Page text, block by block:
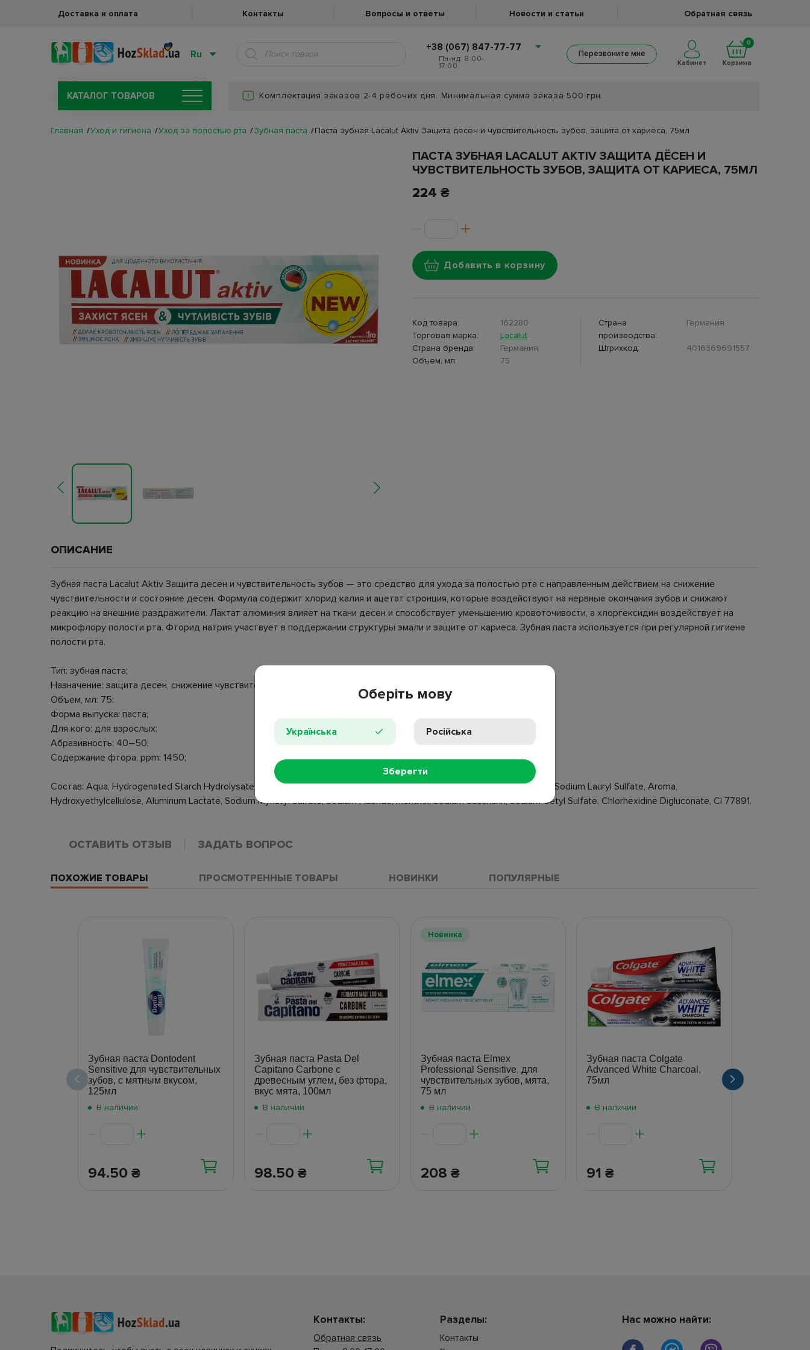
Доставка и оплата Контакты Вопросы и ответы Новости и статьи Обратная связь
Ru
+38 (067) 847-77-77
Пн-нд: 8:00-
17:00.
Перезвоните мне
Кабинет
0
Корзина
КАТАЛОГ ТОВАРОВ Комплектация заказов 2-4 рабочих дня. Минимальная сумма заказа 500 грн.
Главная Уход и гигиена Уход за полостью рта Зубная паста Паста зубная Lacalut Aktiv Защита дёсен и чувствительность зубов, защита от кариеса, 75мл
ПАСТА ЗУБНАЯ LACALUT AKTIV ЗАЩИТА ДЁСЕН И
ЧУВСТВИТЕЛЬНОСТЬ ЗУБОВ, ЗАЩИТА ОТ КАРИЕСА, 75МЛ
224 ₴
Добавить в корзину
Код товара:
162280
Торговая марка:
Lacalut
Страна бренда:
Германия
Объем, мл:
75
Страна
производства:
Германия
Штрихкод: 4016369691557
ОПИСАНИЕ
Зубная паста Lacalut Aktiv Защита десен и чувствительность зубов — это средство для ухода за полостью рта с направленным действием на снижение
чувствительности и состояние десен. Формула содержит хлорид калия и ацетат стронция, которые воздействуют на нервные окончания зубов и снижают
реакцию на внешние раздражители. Лактат алюминия влияет на ткани десен и способствует уменьшению кровоточивости, а хлоргексидин воздействует на
микрофлору полости рта. Фторид натрия участвует в поддержании структуры эмали и защите от кариеса. Зубная паста используется при регулярной гигиене
полости рта.
Тип: зубная паста;
Назначение: защита десен, снижение чувствительности, очищение, защита от кариеса;
Объем, мл: 75;
Форма выпуска: паста;
Для кого: для взрослых;
Абразивность: 40–50;
Содержание фтора, ppm: 1450;
Состав: Aqua, Hydrogenated Starch Hydrolysate, Hydrated Silica, Potassium Chloride, Strontium Acetate, Poloxamer 188, Sodium Lauryl Sulfate, Aroma,
Hydroxyethylcellulose, Aluminum Lactate, Sodium Myristyl Sulfate, Sodium Fluoride, Menthol, Sodium Saccharin, Sodium Cetyl Sulfate, Chlorhexidine Digluconate, CI 77891.
ОСТАВИТЬ ОТЗЫВ ЗАДАТЬ ВОПРОС
ПОХОЖИЕ ТОВАРЫ ПРОСМОТРЕННЫЕ ТОВАРЫ НОВИНКИ ПОПУЛЯРНЫЕ
Зубная паста Dontodent
Sensitive для чувствительных
зубов, с мятным вкусом,
125мл
В наличии
94.50 ₴
Зубная паста Pasta Del
Capitano Carbone с
древесным углем, без фтора,
вкус мята, 100мл
В наличии
98.50 ₴
Новинка
Зубная паста Elmex
Professional Sensitive, для
чувствительных зубов, мята,
75 мл
В наличии
208 ₴
Зубная паста Colgate
Advanced White Charcoal,
75мл
В наличии
91₴
Оберіть мову
Українська Російська
Зберегти
Контакты:
Обратная связь
Разделы:
Контакты
Нас можно найти: